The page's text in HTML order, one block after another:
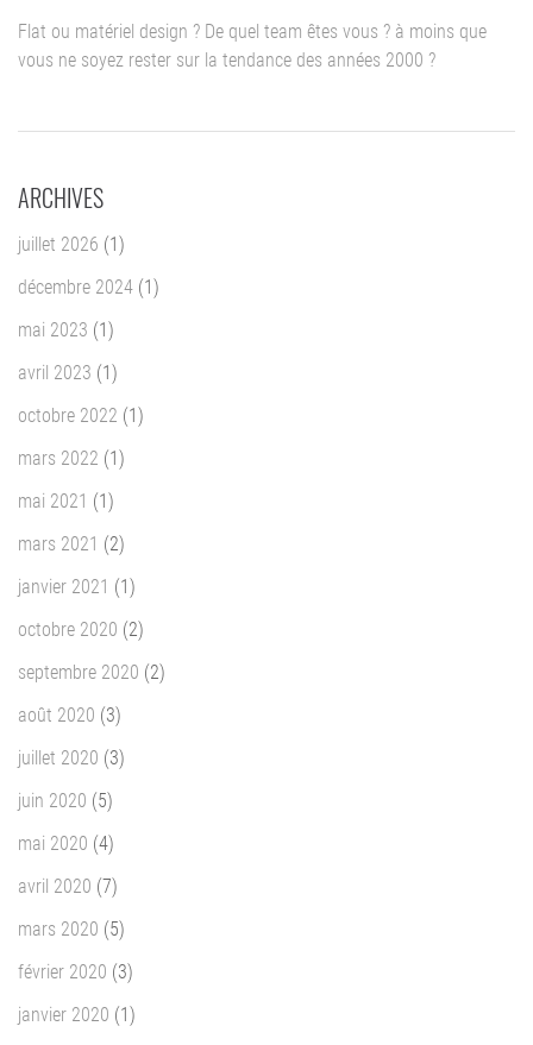
Flat ou matériel design ? De quel team êtes vous ? à moins que
vous ne soyez rester sur la tendance des années 2000 ?
ARCHIVES
juillet 2026 (1)
décembre 2024 (1)
mai 2023 (1)
avril 2023 (1)
octobre 2022 (1)
mars 2022 (1)
mai 2021 (1)
mars 2021 (2)
janvier 2021 (1)
octobre 2020 (2)
septembre 2020 (2)
août 2020 (3)
juillet 2020 (3)
juin 2020 (5)
mai 2020 (4)
avril 2020 (7)
mars 2020 (5)
février 2020 (3)
janvier 2020 (1)